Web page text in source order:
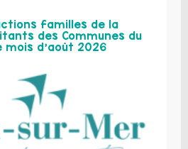
familles de la
des Communes du
mois d’août 2026